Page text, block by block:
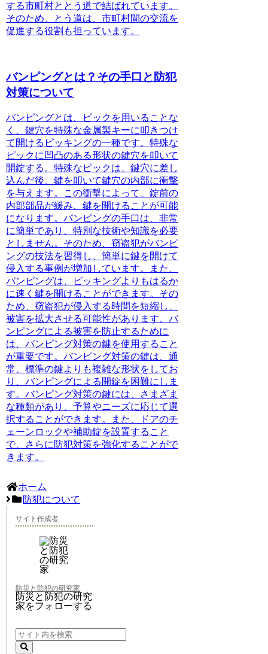
する市町村ととう道で結ばれています。
そのため、とう道は、市町村間の交流を
促進する役割も担っています。
バンピングとは？その手口と防犯
対策について
バンピングとは、ピックを用いることな
く、鍵穴を特殊な金属製キーに叩きつけ
て開けるピッキングの一種です。特殊な
ピックに凹凸のある形状の鍵穴を叩いて
開錠する。特殊なピックは、鍵穴に差し
込んだ後、鍵を叩いて鍵穴の内部に衝撃
を与えます。この衝撃によって、錠前の
内部部品が緩み、鍵を開けることが可能
になります。バンピングの手口は、非常
に簡単であり、特別な技術や知識を必要
としません。 そのため、窃盗犯がバンピ
ングの技法を習得し、簡単に鍵を開けて
侵入する事例が増加しています。また、
バンピングは、ピッキングよりもはるか
に速く鍵を開けることができます。その
ため、窃盗犯が侵入する時間を短縮し、
被害を拡大させる可能性があります。バ
ンピングによる被害を防止するために
は、バンピング対策の鍵を使用すること
が重要です。バンピング対策の鍵は、通
常、標準の鍵よりも複雑な形状をしてお
り、バンピングによる開錠を困難にしま
す。バンピング対策の鍵には、さまざま
な種類があり、予算やニーズに応じて選
択することができます。また、ドアのチ
ェーンロックや補助錠を設置すること
で、さらに防犯対策を強化することがで
きます。
ホーム
防犯について
サイト作成者
防災と防犯の研究家
防災と防犯の研究
家をフォローする